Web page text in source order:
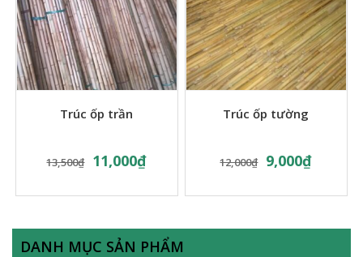
Trúc ốp trần
13,500₫ 11,000₫
Trúc ốp tường
12,000₫ 9,000₫
DANH MỤC SẢN PHẨM